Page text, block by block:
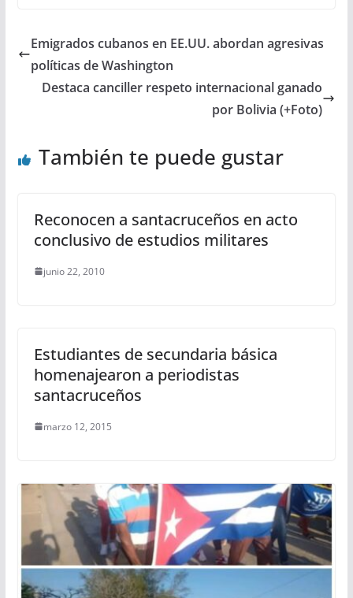
Emigrados cubanos en EE.UU. abordan agresivas
políticas de Washington
Destaca canciller respeto internacional ganado
por Bolivia (+Foto)
También te puede gustar
Reconocen a santacruceños en acto
conclusivo de estudios militares
junio 22, 2010
Estudiantes de secundaria básica
homenajearon a periodistas
santacruceños
marzo 12, 2015